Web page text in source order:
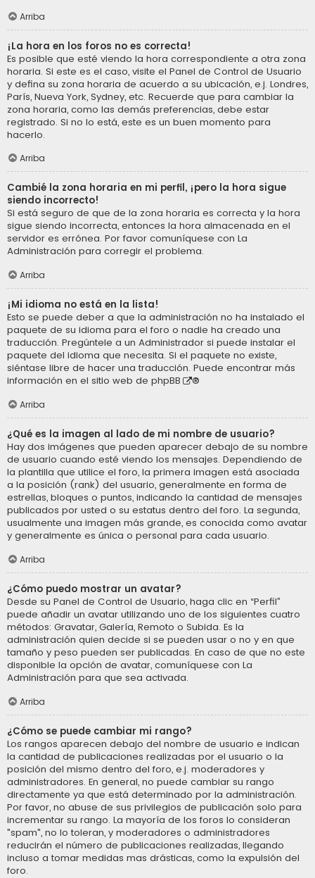
Arriba
¡La hora en los foros no es correcta!
Es posible que esté viendo la hora correspondiente a otra zona
horaria. Si este es el caso, visite el Panel de Control de Usuario
y defina su zona horaria de acuerdo a su ubicación, e.j. Londres,
París, Nueva York, Sydney, etc. Recuerde que para cambiar la
zona horaria, como las demás preferencias, debe estar
registrado. Si no lo está, este es un buen momento para
hacerlo.
Arriba
Cambié la zona horaria en mi perfil, ¡pero la hora sigue
siendo incorrecto!
Si está seguro de que de la zona horaria es correcta y la hora
sigue siendo incorrecta, entonces la hora almacenada en el
servidor es errónea. Por favor comuníquese con La
Administración para corregir el problema.
Arriba
¡Mi idioma no está en la lista!
Esto se puede deber a que la administración no ha instalado el
paquete de su idioma para el foro o nadie ha creado una
traducción. Pregúntele a un Administrador si puede instalar el
paquete del idioma que necesita. Si el paquete no existe,
siéntase libre de hacer una traducción. Puede encontrar más
información en el sitio web de phpBB ®
Arriba
¿Qué es la imagen al lado de mi nombre de usuario?
Hay dos imágenes que pueden aparecer debajo de su nombre
de usuario cuando esté viendo los mensajes. Dependiendo de
la plantilla que utilice el foro, la primera imagen está asociada
a la posición (rank) del usuario, generalmente en forma de
estrellas, bloques o puntos, indicando la cantidad de mensajes
publicados por usted o su estatus dentro del foro. La segunda,
usualmente una imagen más grande, es conocida como avatar
y generalmente es única o personal para cada usuario.
Arriba
¿Cómo puedo mostrar un avatar?
Desde su Panel de Control de Usuario, haga clic en “Perfil”
puede añadir un avatar utilizando uno de los siguientes cuatro
métodos: Gravatar, Galería, Remoto o Subida. Es la
administración quien decide si se pueden usar o no y en que
tamaño y peso pueden ser publicadas. En caso de que no este
disponible la opción de avatar, comuníquese con La
Administración para que sea activada.
Arriba
¿Cómo se puede cambiar mi rango?
Los rangos aparecen debajo del nombre de usuario e indican
la cantidad de publicaciones realizadas por el usuario o la
posición del mismo dentro del foro, e.j. moderadores y
administradores. En general, no puede cambiar su rango
directamente ya que está determinado por la administración.
Por favor, no abuse de sus privilegios de publicación solo para
incrementar su rango. La mayoría de los foros lo consideran
"spam", no lo toleran, y moderadores o administradores
reducirán el número de publicaciones realizadas, llegando
incluso a tomar medidas mas drásticas, como la expulsión del
foro.